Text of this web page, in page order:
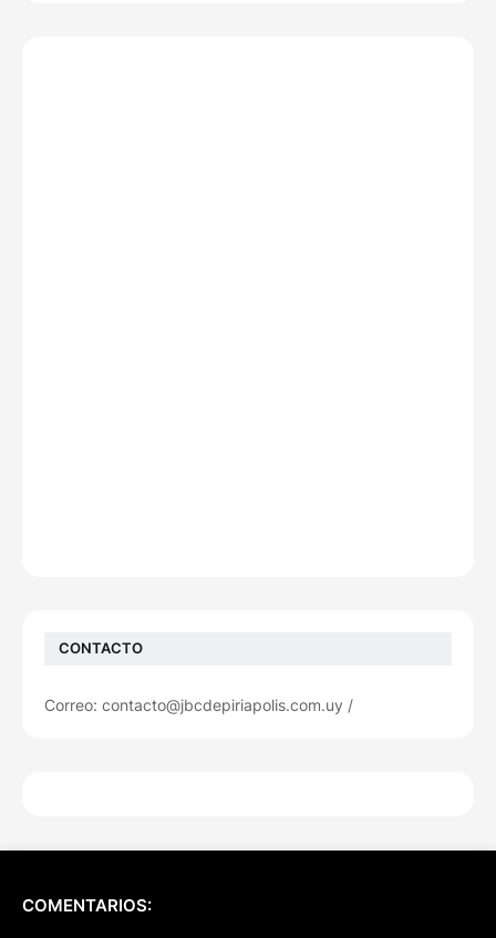
CONTACTO
Correo: contacto@jbcdepiriapolis.com.uy /
COMENTARIOS: